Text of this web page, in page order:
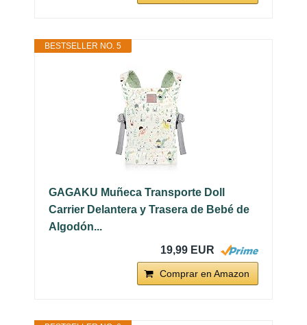
BESTSELLER NO. 5
GAGAKU Muñeca Transporte Doll
Carrier Delantera y Trasera de Bebé de
Algodón...
19,99 EUR
Comprar en Amazon